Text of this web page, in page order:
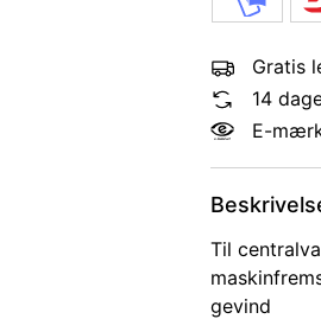
Gratis
14
E-
Til
gevind